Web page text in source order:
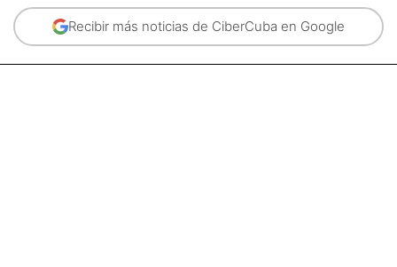
Recibir más noticias de CiberCuba en Google